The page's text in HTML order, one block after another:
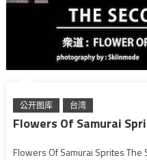
公开图库 台湾
Flowers Of Samurai
Flowers Of Samurai Sprites